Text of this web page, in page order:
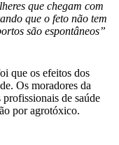
que chegam com
que o feto não tem
são espontâneos”
que os efeitos dos
Os moradores da
profissionais de saúde
por agrotóxico.